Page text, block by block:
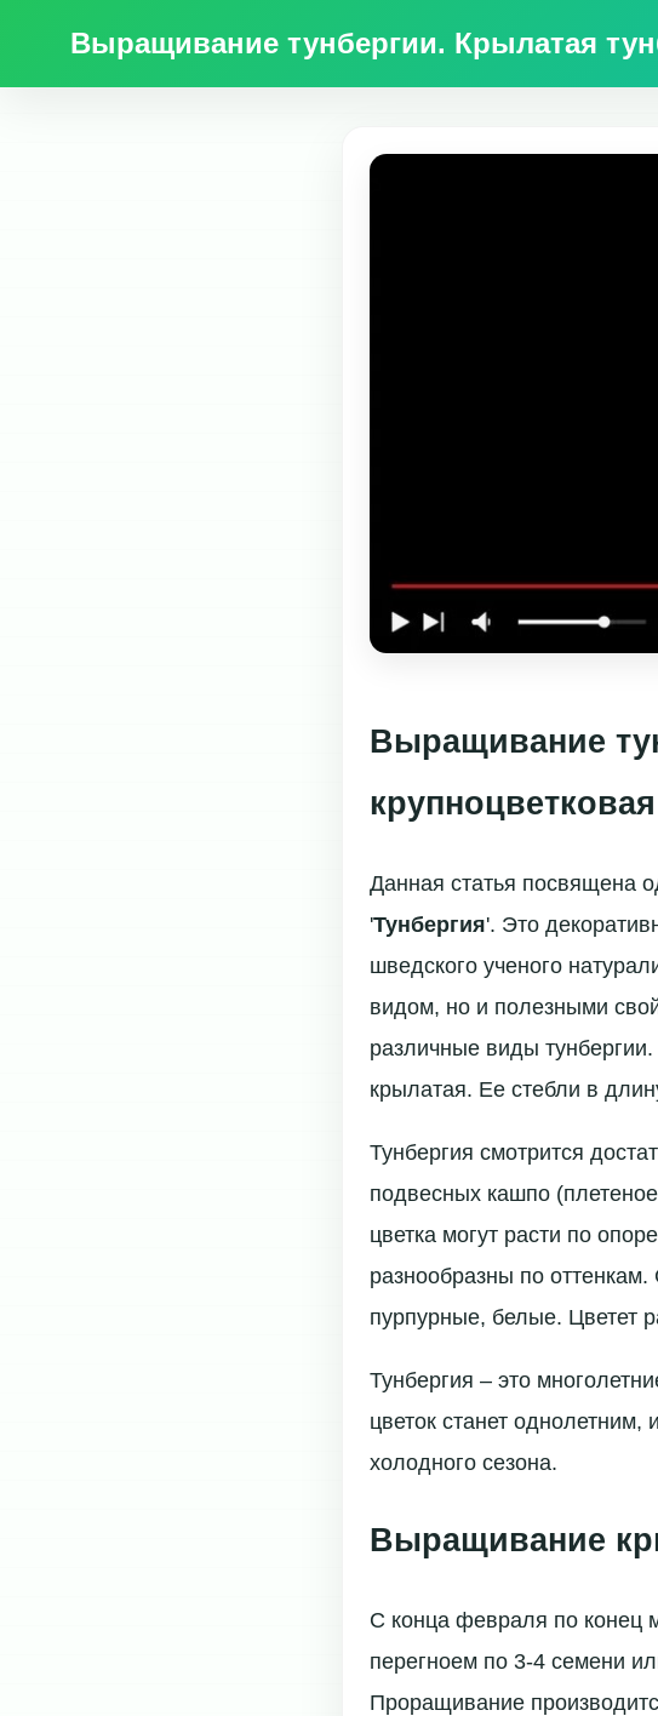
Выращивание тунбергии. Крылатая
Выращивание
Данная статья посвящена
'Тунбергия'. Это
шведского ученого
видом, но и полезными
различные виды
крылатая. Ее стебли в
Тунбергия смотрится
подвесных кашпо
цветка могут расти по
разнообразны по
пурпурные, белые. Цветет
Тунбергия – это
цветок станет однолетним,
холодного сезона.
Выращивание
С конца февраля по конец
перегноем по 3-4 семени
Проращивание